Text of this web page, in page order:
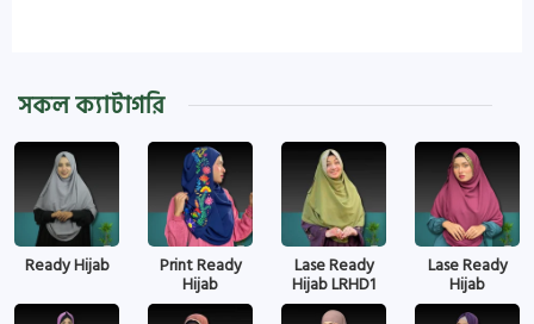
সকল ক্যাটাগরি
Ready Hijab Print Ready
Hijab
Lase Ready
Hijab LRHD1
Lase Ready
Hijab